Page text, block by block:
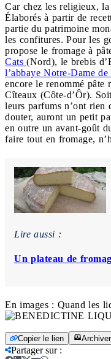
Car chez les religieux,
Élaborés à partir de
partie du patrimoine
les confitures. Pour les
propose le fromage à
Cats (Nord), le brebis
l’abbaye Notre-Dame
encore le renommé pâte
Cîteaux (Côte-d’Ôr).
leurs parfums n’ont rien
douter, auront un petit
en outre un avant-goût
faire tout en fromage,
Lire aussi :
Un plateau de
En images : Quand les
Copier le lien
Partager sur: